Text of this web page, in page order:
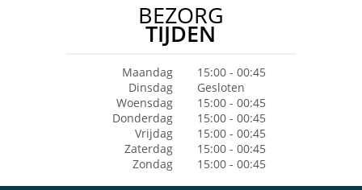
BEZORG
TIJDEN
Maandag
15:00 - 00:45
Dinsdag
Gesloten
Woensdag
15:00 - 00:45
Donderdag
15:00 - 00:45
Vrijdag
15:00 - 00:45
Zaterdag
15:00 - 00:45
Zondag
15:00 - 00:45